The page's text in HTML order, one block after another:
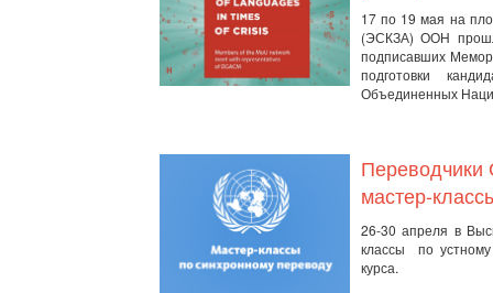
17 по 19 мая на
(ЭСКЗА) ООН
подписавших
подготовки
Объединенных
мастер-
26-30 апреля в
классы по
курса.